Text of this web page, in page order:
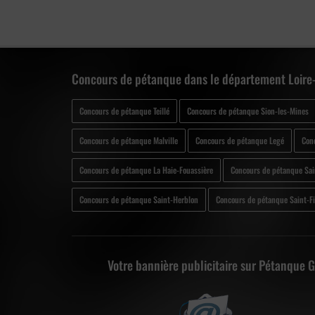
Concours de pétanque dans le département
Concours de pétanque Teillé Concours de pétanque Sion-les-Mines
Concours de pétanque Malville Concours de pétanque Legé
Concours de pétanque La Haie-Fouassière Concours de pétanque
Concours de pétanque Saint-Herblon Concours de pétanque Saint-
Votre bannière publicitaire sur Pétanque